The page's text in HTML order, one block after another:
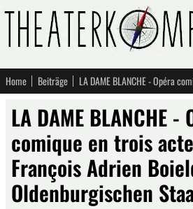
Home Beiträge
LA DAME BLANCHE -
comique en trois
François Adrien
Oldenburgischen